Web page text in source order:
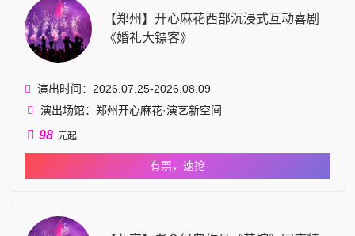
【郑州】开心麻花西部沉浸式互动喜剧
《婚礼大镖客》
演出时间：2026.07.25-2026.08.09
演出场馆：郑州开心麻花·演艺新空间
98 元起
有票，速抢